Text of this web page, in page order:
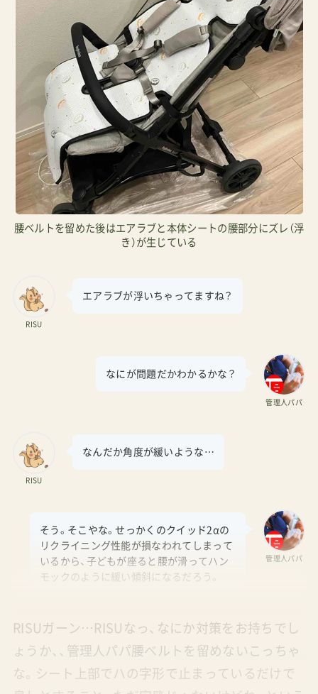
腰ベルトを留めた後はエアラブと本体シートの腰部分にズレ（浮
き）が生じている
RISU
エアラブが浮いちゃってますね？
管理人パパ
なにが問題だかわかるかな？
RISU
なんだか角度が緩いような…
管理人パパ
そう。そこやな。せっかくのクイッド2αの
リクライニング性能が損なわれてしまって
いるから、子どもが座ると腰が滑ってハン
モックのように緩い傾斜になるだろう。
RISUガーン…RISUなっ、なにか対策をお持ちでし
ょうか、、管理人パパ腰ベルトを留めないこっちゃ
な。シート上部でハの字形で止まっているだけで